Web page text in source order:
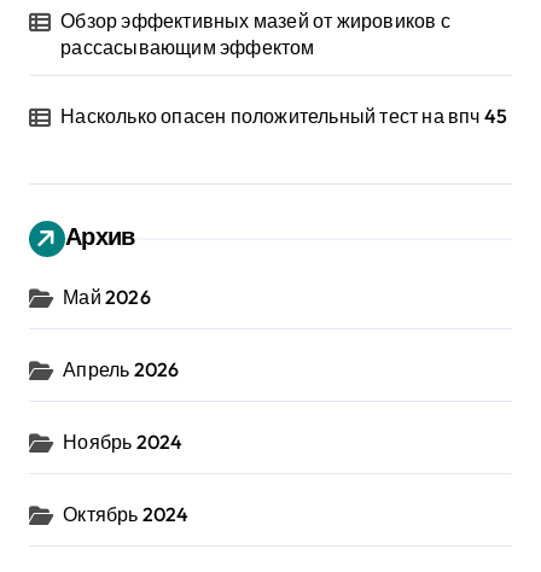
Обзор эффективных мазей от жировиков с
рассасывающим эффектом
Насколько опасен положительный тест на впч 45
Архив
Май 2026
Апрель 2026
Ноябрь 2024
Октябрь 2024